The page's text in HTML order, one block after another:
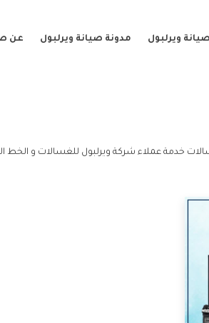
ويرلبول مدونة صيانة ويرلبول عن
خدمة عملاء شركة ويرلبول للغسالات و الخط